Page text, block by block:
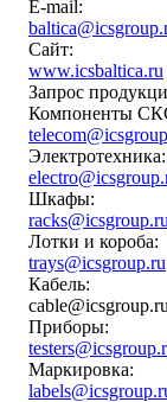
E-mail:
Сайт:
www.icsbaltica.ru
Запрос
Компоненты
Электротехника:
Шкафы:
racks@icsgroup.ru
Лотки и короба:
trays@icsgroup.ru
Кабель:
cable@icsgroup.ru
Приборы:
Маркировка: